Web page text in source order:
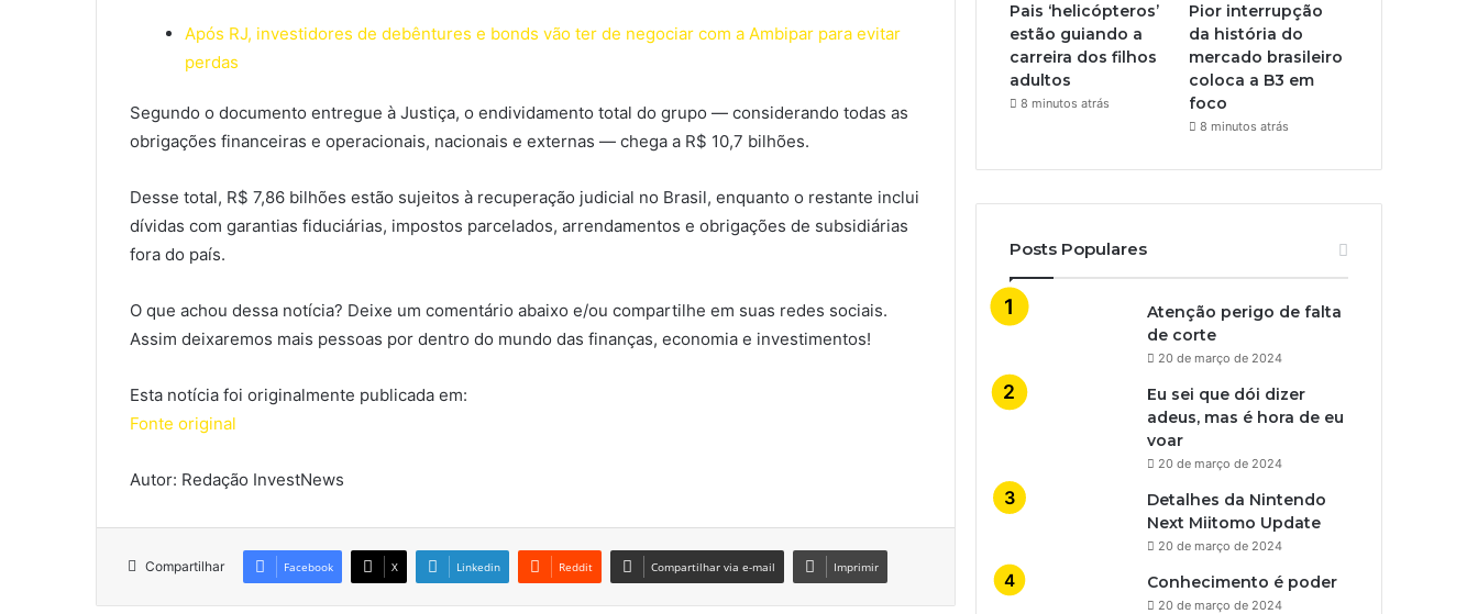
Após RJ, investidores de debêntures e bonds vão ter de negociar com a Ambipar para evitar
perdas
Segundo o documento entregue à Justiça, o endividamento total do grupo — considerando todas as
obrigações financeiras e operacionais, nacionais e externas — chega a R$ 10,7 bilhões.
Desse total, R$ 7,86 bilhões estão sujeitos à recuperação judicial no Brasil, enquanto o restante inclui
dívidas com garantias fiduciárias, impostos parcelados, arrendamentos e obrigações de subsidiárias
fora do país.
O que achou dessa notícia? Deixe um comentário abaixo e/ou compartilhe em suas redes sociais.
Assim deixaremos mais pessoas por dentro do mundo das finanças, economia e investimentos!
Esta notícia foi originalmente publicada em:
Fonte original
Autor: Redação InvestNews
Compartilhar Facebook X Linkedin Reddit Compartilhar via e-mail Imprimir
Pais ‘helicópteros’
estão guiando a
carreira dos filhos
adultos
8 minutos atrás
Pior interrupção
da história do
mercado brasileiro
coloca a B3 em
foco
8 minutos atrás
Posts Populares
Atenção perigo de falta
de corte
20 de março de 2024
Eu sei que dói dizer
adeus, mas é hora de eu
voar
20 de março de 2024
Detalhes da Nintendo
Next Miitomo Update
20 de março de 2024
Conhecimento é poder
20 de março de 2024